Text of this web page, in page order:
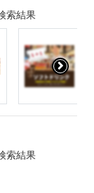
索結果
索結果